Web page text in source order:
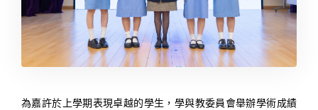
為嘉許於上學期表現卓越的學生，學與教委員會舉辦學術成績